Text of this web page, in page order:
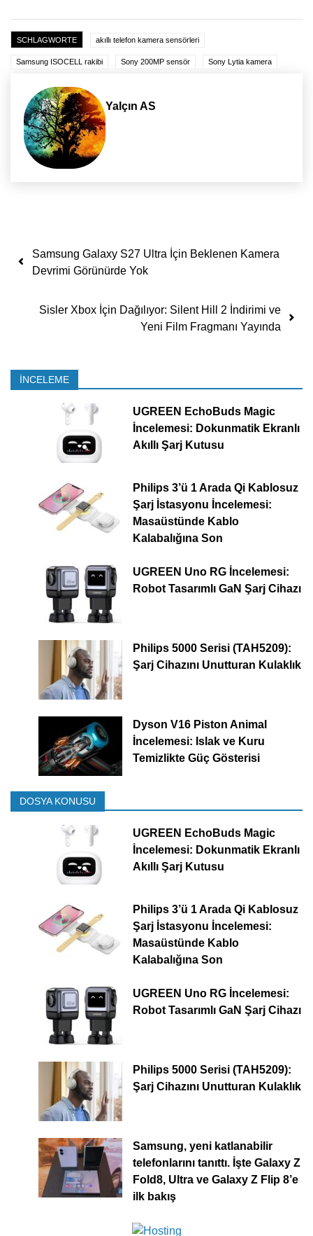
SCHLAGWORTE akıllı telefon kamera sensörleri
Samsung ISOCELL rakibi Sony 200MP sensör Sony Lytia kamera
Yalçın AS
Yazı dolaşımı
Samsung Galaxy S27 Ultra İçin Beklenen Kamera
Devrimi Görünürde Yok
Sisler Xbox İçin Dağılıyor: Silent Hill 2 İndirimi ve
Yeni Film Fragmanı Yayında
İNCELEME
UGREEN EchoBuds Magic
İncelemesi: Dokunmatik Ekranlı
Akıllı Şarj Kutusu
Philips 3’ü 1 Arada Qi Kablosuz
Şarj İstasyonu İncelemesi:
Masaüstünde Kablo
Kalabalığına Son
UGREEN Uno RG İncelemesi:
Robot Tasarımlı GaN Şarj Cihazı
Philips 5000 Serisi (TAH5209):
Şarj Cihazını Unutturan Kulaklık
Dyson V16 Piston Animal
İncelemesi: Islak ve Kuru
Temizlikte Güç Gösterisi
DOSYA KONUSU
UGREEN EchoBuds Magic
İncelemesi: Dokunmatik Ekranlı
Akıllı Şarj Kutusu
Philips 3’ü 1 Arada Qi Kablosuz
Şarj İstasyonu İncelemesi:
Masaüstünde Kablo
Kalabalığına Son
UGREEN Uno RG İncelemesi:
Robot Tasarımlı GaN Şarj Cihazı
Philips 5000 Serisi (TAH5209):
Şarj Cihazını Unutturan Kulaklık
Samsung, yeni katlanabilir
telefonlarını tanıttı. İşte Galaxy Z
Fold8, Ultra ve Galaxy Z Flip 8’e
ilk bakış